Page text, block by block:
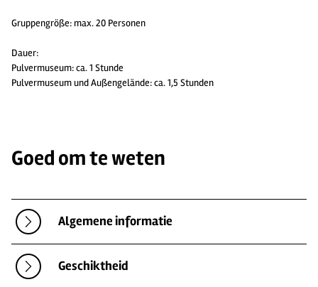
Gruppengröße: max. 20 Personen
Dauer:
Pulvermuseum: ca. 1 Stunde
Pulvermuseum und Außengelände: ca. 1,5 Stunden
Goed om te weten
Algemene informatie
Geschiktheid